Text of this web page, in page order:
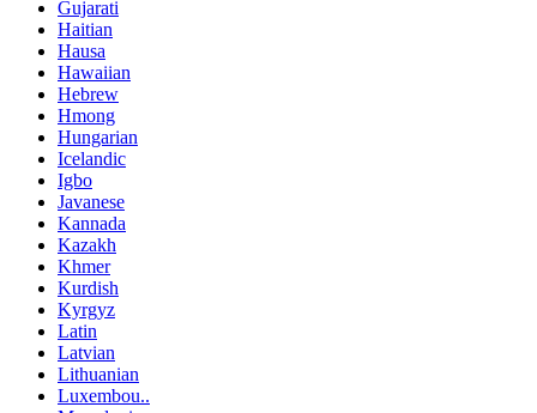
Gujarati
Haitian
Hausa
Hawaiian
Hebrew
Hmong
Hungarian
Icelandic
Igbo
Javanese
Kannada
Kazakh
Khmer
Kurdish
Kyrgyz
Latin
Latvian
Lithuanian
Luxembou..